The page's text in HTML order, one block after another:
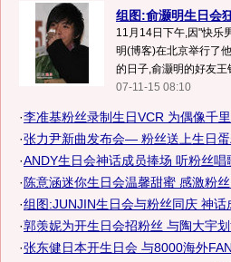
组图:俞灏明生日会
11月14日下午,因"快乐
明(博客)在北京举行了
的日子,俞灏明的好友
07-11-15 08:10
·李准基粉丝录制生日VCR 为偶像千
·张力尹新曲发布会— 粉丝送上生日
·ANDY生日会神话成员捧场 听粉丝唱
· 陈意涵迷你生日会温馨甜蜜 感激粉
·组图:JUNJIN生日会与粉丝同庆 神话
·郭羡妮为开生日会招粉丝 与陶大宇划
·张东健日本开生日会 与8000海外